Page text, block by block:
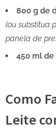
800 g de
(ou substitua
panela de
450 ml
Como
Leite